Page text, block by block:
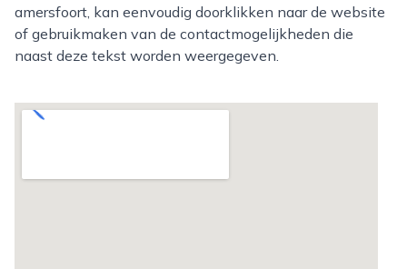
amersfoort, kan eenvoudig doorklikken naar de website
of gebruikmaken van de contactmogelijkheden die
naast deze tekst worden weergegeven.